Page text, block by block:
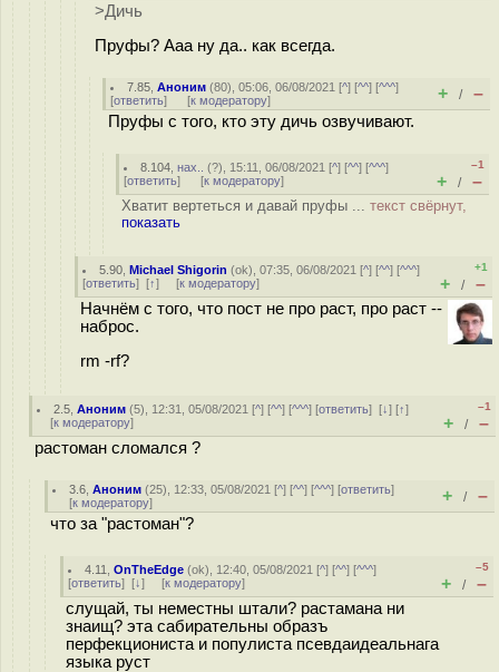
>Дичь
Пруфы? Ааа ну да.. как всегда.
7.85 ,Аноним (80), 05:06, 06/08/2021 [^] [^^] [^^^]
[ответить] [к модератору] + / –
Пруфы с того, кто эту дичь озвучивают.
8.104 ,нах.. (?), 15:11, 06/08/2021 [^] [^^] [^^^]
[ответить] [к модератору]
–1
+ / –
Хватит вертеться и давай пруфы ... текст свёрнут,
показать
5.90 ,Michael Shigorin (ok), 07:35, 06/08/2021 [^] [^^] [^^^]
[ответить] [↑] [к модератору]
+1
+ / –
Начнём с того, что пост не про раст, про раст --
наброс.
rm -rf?
2.5 ,Аноним (5), 12:31, 05/08/2021 [^] [^^] [^^^] [ответить][↓] [↑]
[к модератору]
–1
+ / –
растоман сломался ?
3.6 ,Аноним (25), 12:33, 05/08/2021 [^] [^^] [^^^] [ответить]
[к модератору] + / –
что за "растоман"?
4.11 ,OnTheEdge (ok), 12:40, 05/08/2021 [^] [^^] [^^^]
[ответить] [↓] [к модератору]
–5
+ / –
слущай, ты неместны штали? растамана ни
знаищ? эта сабирательны образъ
перфекциониста и популиста псевдаидеальнага
языка руст